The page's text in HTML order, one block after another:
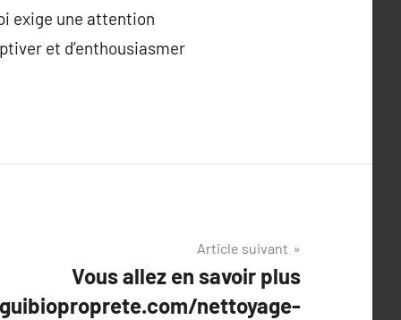
exige une attention
et d’enthousiasmer
Article suivant
Vous allez en savoir plus
nettoyage-